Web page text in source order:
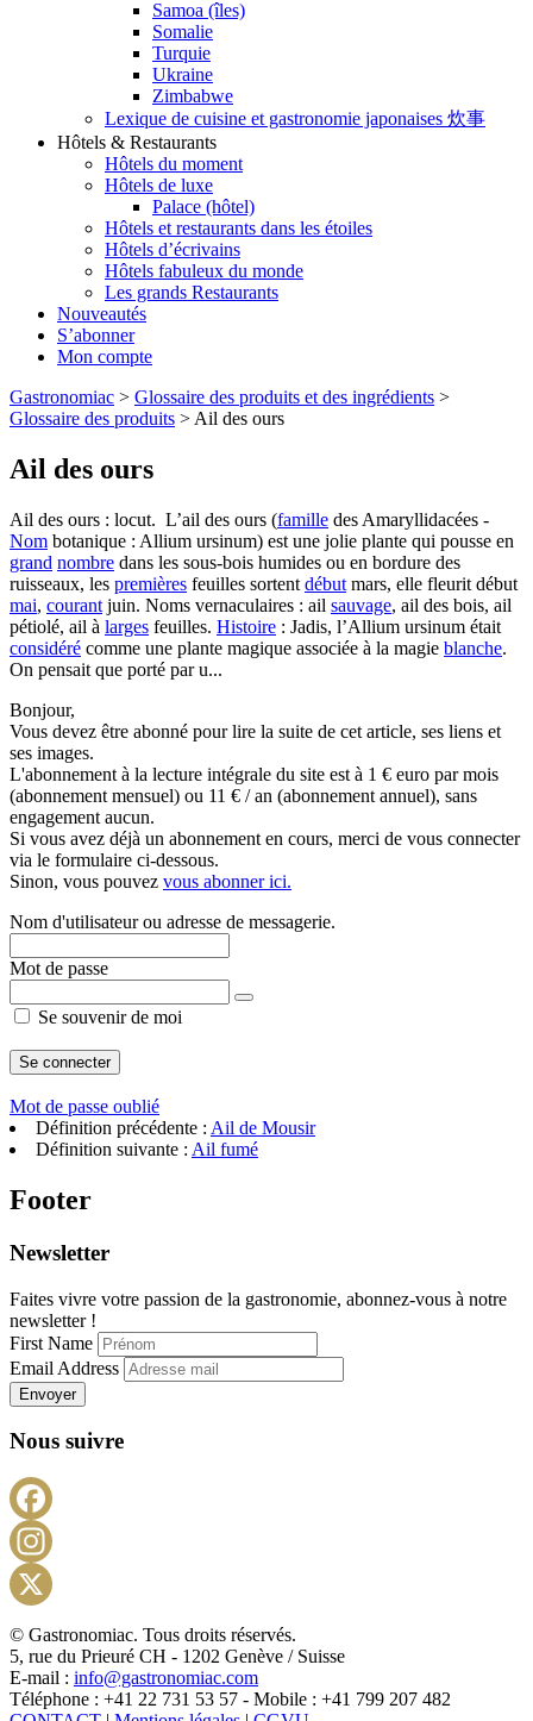
Samoa (îles)
Somalie
Turquie
Ukraine
Zimbabwe
Lexique de cuisine et gastronomie japonaises 炊事
Hôtels & Restaurants
Hôtels du moment
Hôtels de luxe
Palace (hôtel)
Hôtels et restaurants dans les étoiles
Hôtels d’écrivains
Hôtels fabuleux du monde
Les grands Restaurants
Nouveautés
S’abonner
Mon compte
Gastronomiac > Glossaire des produits et des ingrédients >
Glossaire des produits > Ail des ours
Ail des ours
Ail des ours : locut. L’ail des ours (famille des Amaryllidacées -
Nom botanique : Allium ursinum) est une jolie plante qui pousse en
grand nombre dans les sous-bois humides ou en bordure des
ruisseaux, les premières feuilles sortent début mars, elle fleurit début
mai, courant juin. Noms vernaculaires : ail sauvage, ail des bois, ail
pétiolé, ail à larges feuilles. Histoire : Jadis, l’Allium ursinum était
considéré comme une plante magique associée à la magie blanche.
On pensait que porté par u...
Bonjour,
Vous devez être abonné pour lire la suite de cet article, ses liens et
ses images.
L'abonnement à la lecture intégrale du site est à 1 € euro par mois
(abonnement mensuel) ou 11 € / an (abonnement annuel), sans
engagement aucun.
Si vous avez déjà un abonnement en cours, merci de vous connecter
via le formulaire ci-dessous.
Sinon, vous pouvez vous abonner ici.
Nom d'utilisateur ou adresse de messagerie.
Mot de passe
Se souvenir de moi
Mot de passe oublié
Définition précédente : Ail de Mousir
Définition suivante : Ail fumé
Footer
Newsletter
Faites vivre votre passion de la gastronomie, abonnez-vous à notre
newsletter !
First Name
Email Address
Envoyer
Nous suivre
X
© Gastronomiac. Tous droits réservés.
5, rue du Prieuré CH - 1202 Genève / Suisse
E-mail : info@gastronomiac.com
Téléphone : +41 22 731 53 57 - Mobile : +41 799 207 482